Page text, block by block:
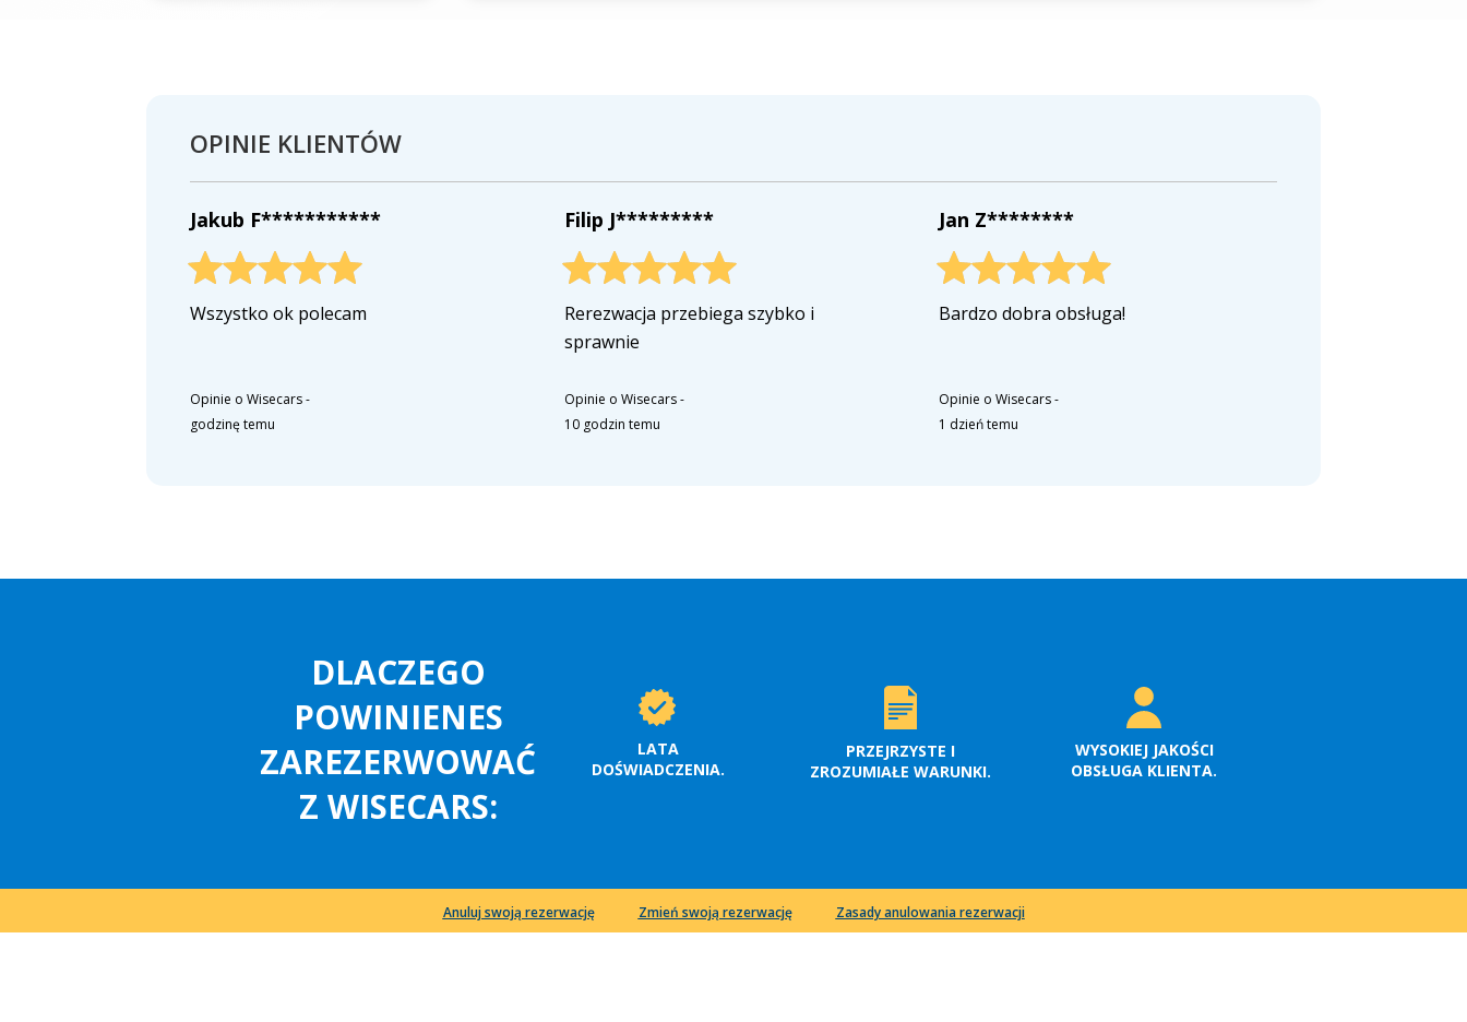
OPINIE KLIENTÓW
Jakub F***********
Wszystko ok polecam
Opinie o Wisecars-
godzinę temu
Filip J*********
Rerezwacja przebiega szybko i
sprawnie
Opinie o Wisecars-
10 godzin temu
Jan Z********
Bardzo dobra obsługa!
Opinie o Wisecars-
1 dzień temu
DLACZEGO
POWINIENES
ZAREZERWOWAĆ
Z WISECARS:
LATA
DOŚWIADCZENIA.
PRZEJRZYSTE I
ZROZUMIAŁE WARUNKI.
WYSOKIEJ JAKOŚCI
OBSŁUGA KLIENTA.
Anuluj swoją rezerwację Zmień swoją rezerwację Zasady anulowania rezerwacji